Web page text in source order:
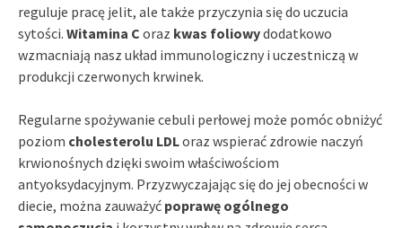
reguluje pracę jelit, ale także przyczynia się do uczucia
sytości. Witamina C oraz kwas foliowydodatkowo
wzmacniają nasz układ immunologiczny i uczestniczą w
produkcji czerwonych krwinek.
Regularne spożywanie cebuli perłowej może pomóc obniżyć
poziom cholesterolu LDLoraz wspierać zdrowie naczyń
krwionośnych dzięki swoim właściwościom
antyoksydacyjnym. Przyzwyczajając się do jej obecności w
diecie, można zauważyć poprawę ogólnego